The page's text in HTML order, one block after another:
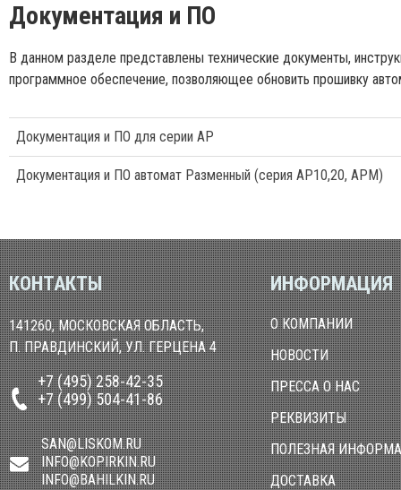
Документация и ПО
В данном разделе представлены технические документы,
программное обеспечение, позволяющее обновить прошивку
Документация и ПО для серии АР
Документация и ПО автомат Разменный (серия АР10,20, АРМ)
КОНТАКТЫ
141260, МОСКОВСКАЯ ОБЛАСТЬ,
П. ПРАВДИНСКИЙ, УЛ. ГЕРЦЕНА 4
+7 (495) 258-42-35
+7 (499) 504-41-86
SAN@LISKOM.RU
INFO@KOPIRKIN.RU
INFO@BAHILKIN.RU
ИНФОРМАЦИЯ
О КОМПАНИИ
НОВОСТИ
ПРЕССА О НАС
РЕКВИЗИТЫ
ПОЛЕЗНАЯ
ДОСТАВКА